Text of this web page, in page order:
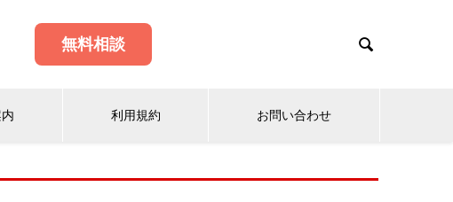
無料相談 
利用規約 お問い合わせ